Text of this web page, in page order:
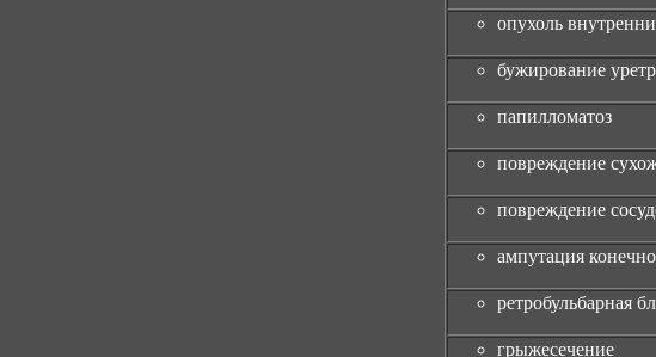
опухоль
бужирование
папилломатоз
повреждение
повреждение
ампутация
ретробульбарная
грыжесечение